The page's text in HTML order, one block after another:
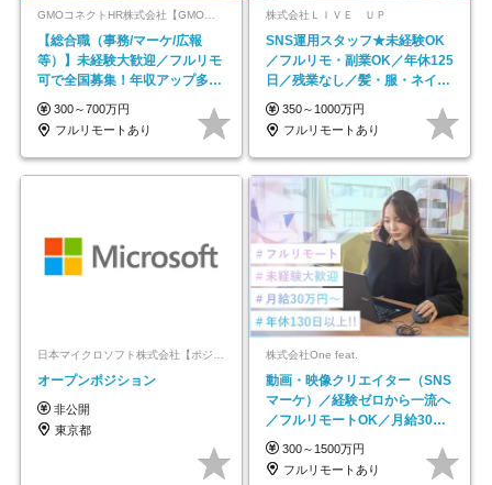
GMOコネクトHR株式会社【GMOインターネットグループ】
【総合職（事務/マーケ/広報
等）】未経験大歓迎／フルリモ
可で全国募集！年収アップ多数
★年休最大130日★
300～700万円
フルリモートあり
株式会社ＬＩＶＥ ＵＰ
SNS運用スタッフ★未経験OK
／フルリモ・副業OK／年休125
日／残業なし／髪・服・ネイ
ル・ピアス自由
350～1000万円
フルリモートあり
オープンポジション
非公開
東京都
株式会社One feat.
動画・映像クリエイター（SNS
マーケ）／経験ゼロから一流へ
／フルリモートOK／月給30万
円～／年休130日以上
300～1500万円
フルリモートあり